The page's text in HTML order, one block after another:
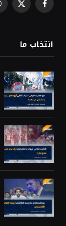
Facebook
X
انتخاب ما